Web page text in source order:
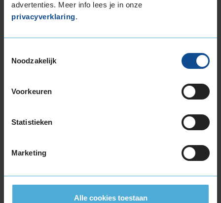
advertenties. Meer info lees je in onze
privacyverklaring.
Noodzakelijk
Voorkeuren
Statistieken
Marketing
Alle cookies toestaan
245/45R17 99V EXTRALOAD
245/55R17 102V
215/40R18 89V EXTRALOAD
225/40R18 92V EXTRALOAD RUNFLAT
225/45R18 95V EXTRALOAD